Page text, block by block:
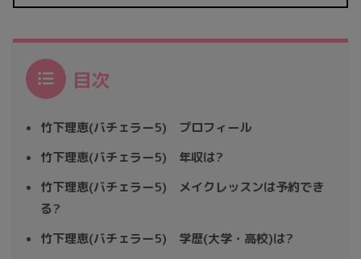
目次
竹下理恵(バチェラー5) プロフィール
竹下理恵(バチェラー5) 年収は?
竹下理恵(バチェラー5) メイクレッスンは予約でき
る?
竹下理恵(バチェラー5) 学歴(大学・高校)は?